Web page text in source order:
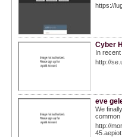
https://
Cyber
In
http://
eve
We
common
http://